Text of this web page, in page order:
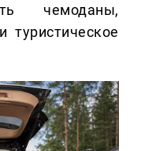
чемоданы,
туристическое